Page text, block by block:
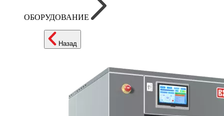
ОБОРУДОВАНИЕ
Назад